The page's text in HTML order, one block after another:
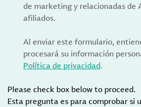
de marketing y relacionadas de
afiliados.
Al enviar este formulario,
procesará su información
Política de privacidad.
Please check box below to proceed.
Esta pregunta es para comprobar si